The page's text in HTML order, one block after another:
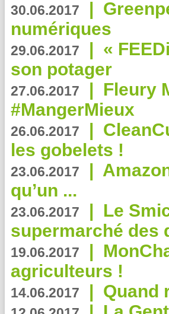
30.06.2017 |
numériques
29.06.2017 | «
son potager
27.06.2017 | Fleury
#MangerMieux
26.06.2017 |
les gobelets !
23.06.2017 |
qu’un ...
23.06.2017 | Le
supermarché des
19.06.2017 |
agriculteurs !
14.06.2017 | Quand